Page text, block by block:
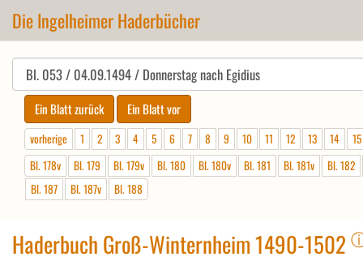
Die Ingelheimer Haderbücher
vorherige 1 2 3 4 5 6 7 8 9 10 11 12 13 14
15
Bl. 178v
Bl. 179 Bl. 179v Bl. 180 Bl. 180v Bl. 181 Bl. 181v
Bl. 182
Bl. 187
Bl. 187v Bl. 188
Haderbuch Groß-Winternheim 1490-1502